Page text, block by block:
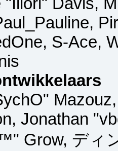
S-Ace,
Jonathan
Grow, ディ